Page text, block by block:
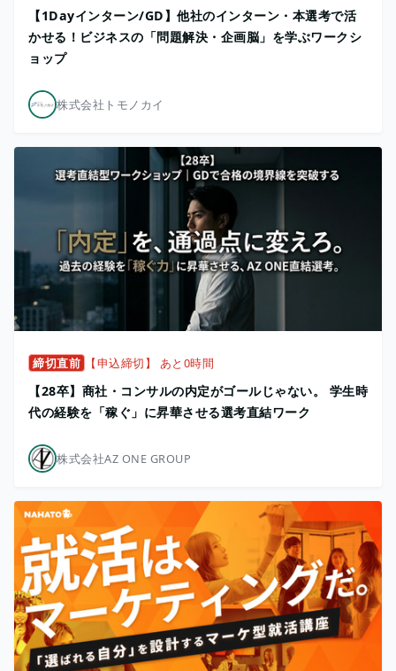
【1Dayインターン/GD】他社のインターン・本選考で活
かせる！ビジネスの「問題解決・企画脳」を学ぶワークシ
ョップ
株式会社トモノカイ
締切直前 【申込締切】 あと0時間
【28卒】商社・コンサルの内定がゴールじゃない。 学生時
代の経験を「稼ぐ」に昇華させる選考直結ワーク
株式会社AZ ONE GROUP